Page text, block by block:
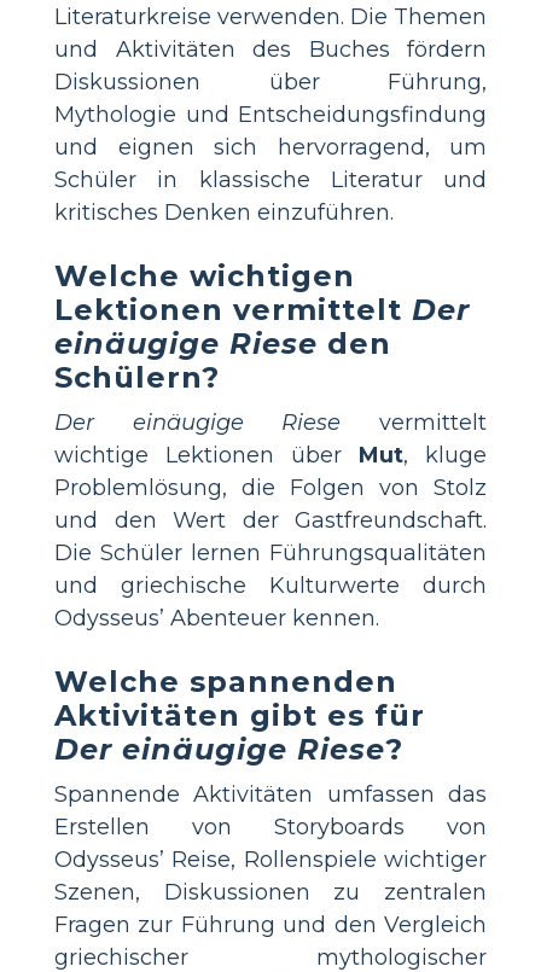
Literaturkreise verwenden. Die Themen
und Aktivitäten des Buches fördern
Diskussionen über Führung,
Mythologie und Entscheidungsfindung
und eignen sich hervorragend, um
Schüler in klassische Literatur und
kritisches Denken einzuführen.
Welche wichtigen
Lektionen vermittelt Der
einäugige Riese den
Schülern?
Der einäugige Riese vermittelt
wichtige Lektionen über Mut, kluge
Problemlösung, die Folgen von Stolz
und den Wert der Gastfreundschaft.
Die Schüler lernen Führungsqualitäten
und griechische Kulturwerte durch
Odysseus’ Abenteuer kennen.
Welche spannenden
Aktivitäten gibt es für
Der einäugige Riese?
Spannende Aktivitäten umfassen das
Erstellen von Storyboards von
Odysseus’ Reise, Rollenspiele wichtiger
Szenen, Diskussionen zu zentralen
Fragen zur Führung und den Vergleich
griechischer mythologischer